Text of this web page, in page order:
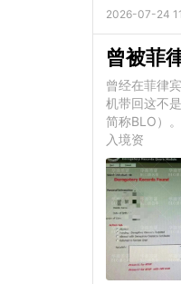
2026-07-24
曾被菲
曾经在菲律
机带回这不
简称BLO）
入境资